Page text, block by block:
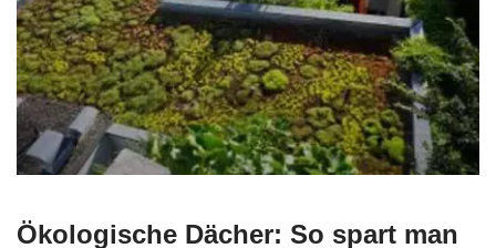
Ökologische Dächer: So spart man